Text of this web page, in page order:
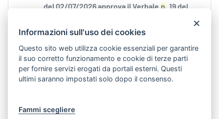
del 02/07/2026 approva il Verbale n. 19 del
Aree Tematiche:TURISMO E CULTURA
2021-2027:PR 2021-2027
Verbalen. 20 Commissione di Valutazione - Avviso
2026 18.07
×
Informazioni sull'uso dei cookies
Questo sito web utilizza cookie essenziali per garantire
il suo corretto funzionamento e cookie di terze parti
per fornire servizi erogati da portali esterni. Questi
ultimi saranno impostati solo dopo il consenso.
Fammi scegliere